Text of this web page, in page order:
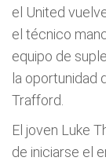
el United
el técnico
equipo de
la oportunidad
Trafford.
El joven Luke
de iniciarse el